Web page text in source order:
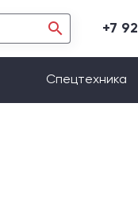
+7
Спецтехника